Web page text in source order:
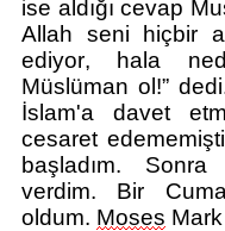
ise aldığı cevap
Allah seni hiçbir
ediyor, hala
Müslüman ol !” d
İslam'a davet
cesaret
başladım.
verdim. Bir C
oldum. Moses